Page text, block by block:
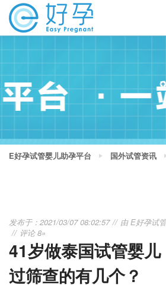
E好孕试管婴儿助孕平台 国外试管资讯
发布于：2021/03/07 08:02:57 由E好孕试
评论 8»
41岁做泰国试管婴
过筛查的有几个？